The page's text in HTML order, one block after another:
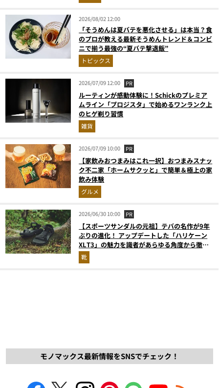
2026/08/02 12:00
「そうめんは夏バテを悪化させる」は本当？食
のプロが教える最新そうめんトレンド＆コンビ
ニで揃う最強の“夏バテ撃退飯”
トピックス
2026/07/09 12:00 PR
ルーティンが感動体験に！Schickのプレミア
ムライン「プロジスタ」で始めるワンランク上
のヒゲ剃り習慣
雑貨
2026/07/09 10:00 PR
【家飲みおつまみはこれ一択】おつまみスナッ
ク不二家「ホームサクッと」で簡単＆極上の家
飲み体験
グルメ
2026/06/30 10:00 PR
【スポーツサンダルの元祖】テバの名作が9年
ぶりの進化！ アップデートした「ハリケーン
XLT3」の魅力を識者があらゆる角度から徹底
解説！
靴
モノマックス最新情報をSNSでチェック！